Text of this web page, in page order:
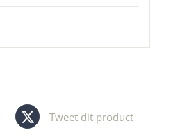
Tweet dit product